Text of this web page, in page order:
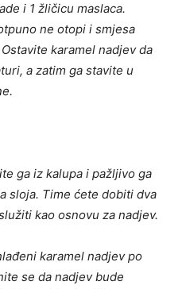
i 1 žličicu maslaca.
ne otopi i smjesa
karamel nadjev da
a zatim ga stavite u
ga iz kalupa i pažljivo ga
sloja. Time ćete dobiti dva
kao osnovu za nadjev.
karamel nadjev po
se da nadjev bude